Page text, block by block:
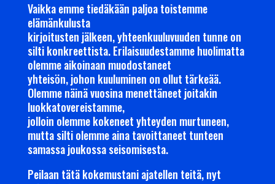
Vaikka emme tiedäkään paljoa toistemme
elämänkulusta
kirjoitusten jälkeen, yhteenkuuluvuuden tunne on
silti konkreettista. Erilaisuudestamme huolimatta
olemme aikoinaan muodostaneet
yhteisön, johon kuuluminen on ollut tärkeää.
Olemme näinä vuosina menettäneet joitakin
luokkatovereistamme,
jolloin olemme kokeneet yhteyden murtuneen,
mutta silti olemme aina tavoittaneet tunteen
samassa joukossa seisomisesta.
Peilaan tätä kokemustani ajatellen teitä, nyt